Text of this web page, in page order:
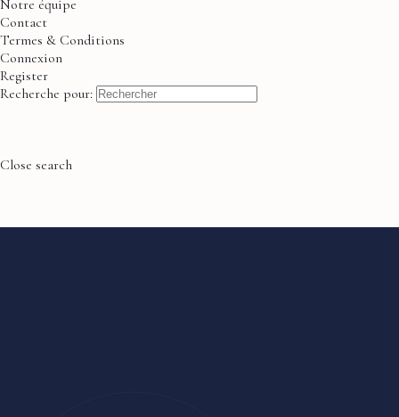
Notre équipe
Contact
Termes & Conditions
Connexion
Register
Recherche pour:
Close search